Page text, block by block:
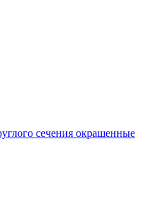
сечения окрашенные